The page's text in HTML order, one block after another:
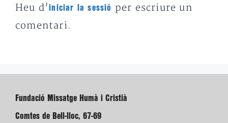
Heu d'iniciar la sessió
per escriure un
comentari.
Fundació Missatge Humà i Cristià
Comtes de Bell-lloc, 67-69